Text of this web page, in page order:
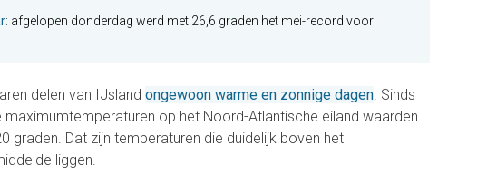
: afgelopen donderdag werd met 26,6 graden het mei-record voor
delen van IJsland ongewoon warme en zonnige dagen. Sinds
maximumtemperaturen op het Noord-Atlantische eiland waarden
graden. Dat zijn temperaturen die duidelijk boven het
liggen.